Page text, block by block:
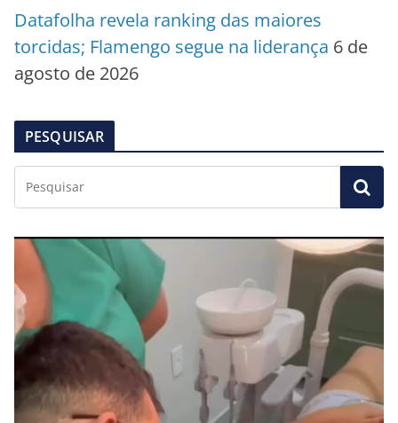
Datafolha revela ranking das maiores
torcidas; Flamengo segue na liderança 6 de
agosto de 2026
PESQUISAR